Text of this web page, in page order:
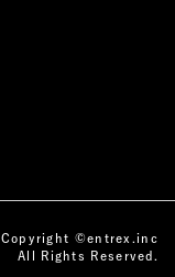
Copyright ©entrex.inc
All Rights Reserved.